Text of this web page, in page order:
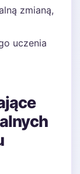
zmianą,
uczenia